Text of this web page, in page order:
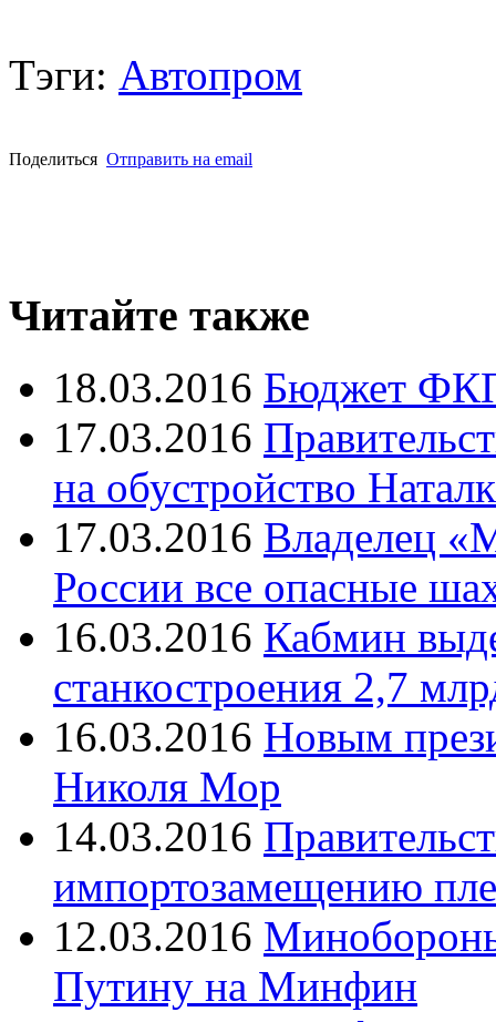
Тэги: Автопром
Поделиться Отправить на email
Читайте также
18.03.2016 Бюджет
17.03.2016
на обустройство
17.03.2016 Владелец
России все опасные
16.03.2016 Кабмин
станкостроения 2,7
16.03.2016 Новым
Николя Мор
14.03.2016
импортозамещению
12.03.2016
Путину на Минфин